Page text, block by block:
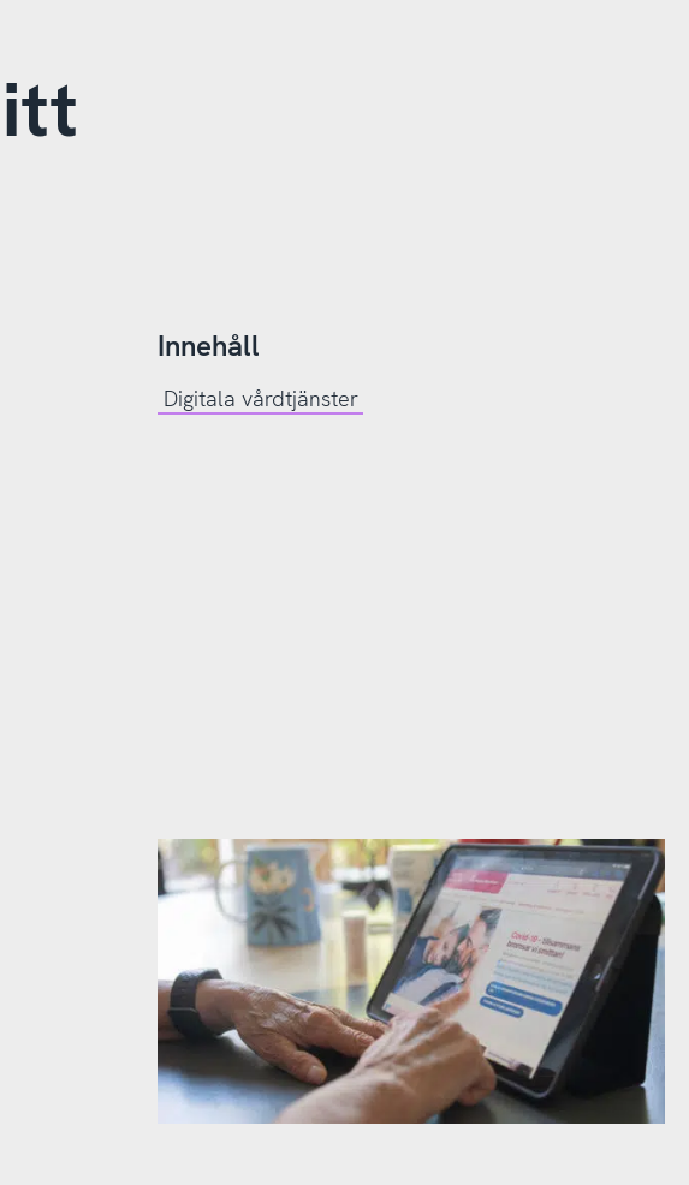
Innehåll
Digitala vårdtjänster